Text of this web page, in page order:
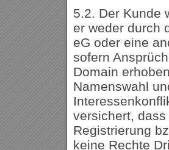
5.2. Der Kunde
er weder durch
eG oder eine
sofern
Domain
Namenswahl
versichert,
Registrierung
keine Rechte